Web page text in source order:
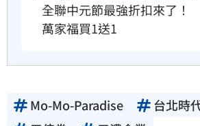
全聯中元節最強折扣來了！
萬家福買1送1
Mo-Mo-Paradise
台北時